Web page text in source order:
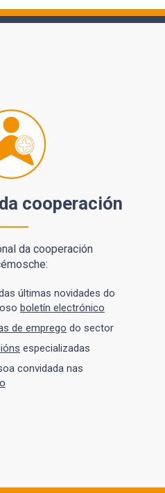
cooperación
da cooperación
últimas novidades do
boletín electrónico
de emprego do sector
especializadas
convidada nas